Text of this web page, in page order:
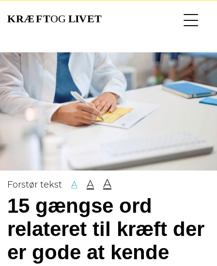
til
Forstør tekst A A A
15 gængse ord
relateret til kræft der
er gode at kende